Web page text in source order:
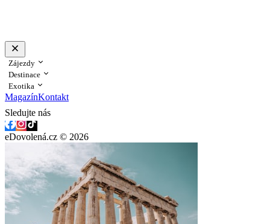
Zájezdy
Destinace
Exotika
MagazínKontakt
Sledujte nás
eDovolená.cz © 2026